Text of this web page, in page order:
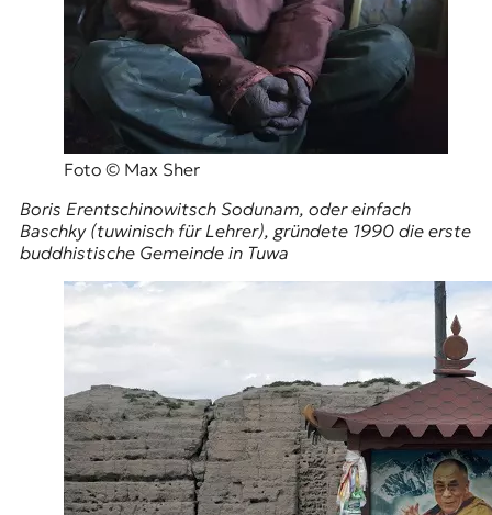
Foto © Max Sher
Boris Erentschinowitsch Sodunam, oder einfach
Baschky (tuwinisch für Lehrer), gründete 1990 die erste
buddhistische Gemeinde in Tuwa